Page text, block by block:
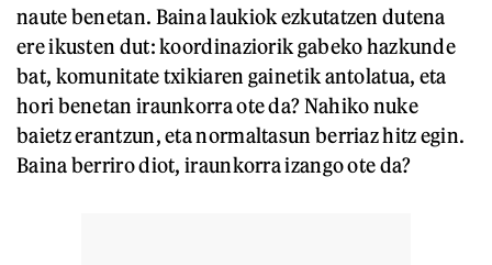
naute benetan. Baina laukiok ezkutatzen dutena
ere ikusten dut: koordinaziorik gabeko hazkunde
bat, komunitate txikiaren gainetik antolatua, eta
hori benetan iraunkorra ote da? Nahiko nuke
baietz erantzun, eta normaltasun berriaz hitz egin.
Baina berriro diot, iraunkorra izango ote da?